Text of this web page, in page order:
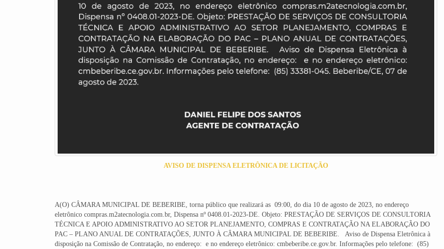
AVISO DE DISPENSA ELETRÔNICA DE LICITAÇÃO
A(O) CÂMARA MUNICIPAL DE BEBERIBE, torna público que realizará as 09:00, do dia 10 de agosto de 2023, no endereço
eletrônico compras.m2atecnologia.com.br, Dispensa nº 0408.01-2023-DE. Objeto: PRESTAÇÃO DE SERVIÇOS DE CONSULTORIA
TÉCNICA E APOIO ADMINISTRATIVO AO SETOR PLANEJAMENTO, COMPRAS E CONTRATAÇÃO NA ELABORAÇÃO DO
PAC – PLANO ANUAL DE CONTRATAÇÕES, JUNTO À CÂMARA MUNICIPAL DE BEBERIBE. Aviso de Dispensa Eletrônica à
disposição na Comissão de Contratação, no endereço: e no endereço eletrônico: cmbeberibe.ce.gov.br. Informações pelo telefone: (85)